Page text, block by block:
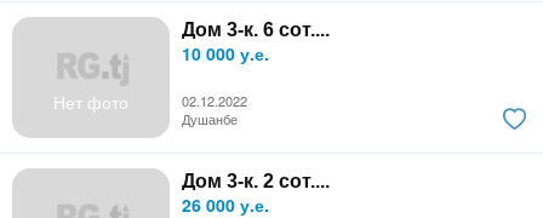
Нет фото
Дом 3-к. 6 сот....
10 000 у.е.
02.12.2022
Душанбе
Дом 3-к. 2 сот....
26 000 у.е.